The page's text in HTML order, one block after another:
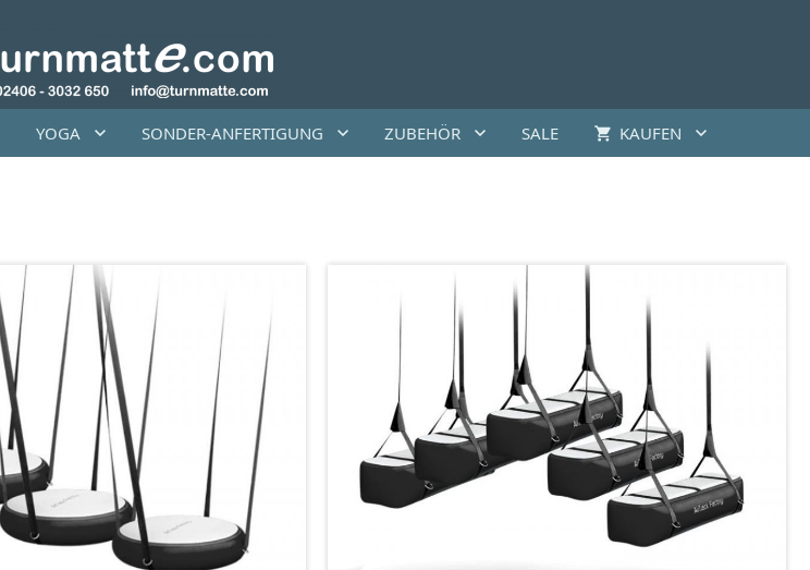
YOGA SONDER-ANFERTIGUNG ZUBEHÖR SALE KAUFEN